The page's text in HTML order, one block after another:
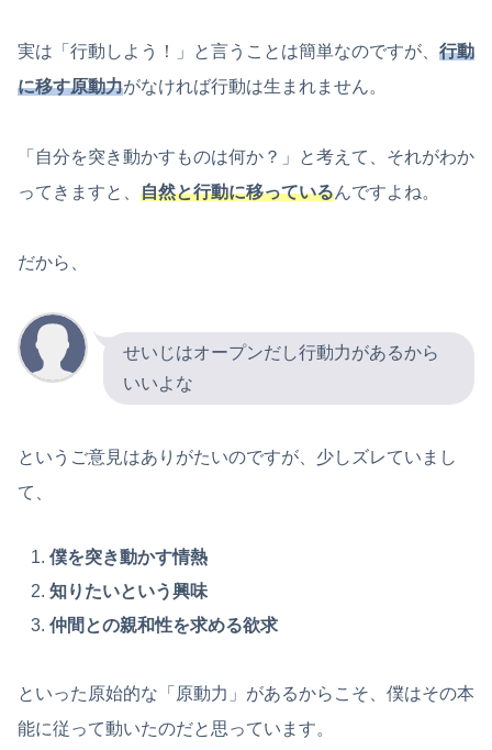
実は「行動しよう！」と言うことは簡単なのですが、 行動
に移す原動力がなければ行動は生まれません。
「自分を突き動かすものは何か？」と考えて、それがわか
ってきますと、 自然と行動に移っているんですよね。
だから、
せいじはオープンだし行動力があるから
いいよな
というご意見はありがたいのですが、少しズレていまし
て、
僕を突き動かす情熱
知りたいという興味
仲間との親和性を求める欲求
といった原始的な「原動力」があるからこそ、僕はその本
能に従って動いたのだと思っています。